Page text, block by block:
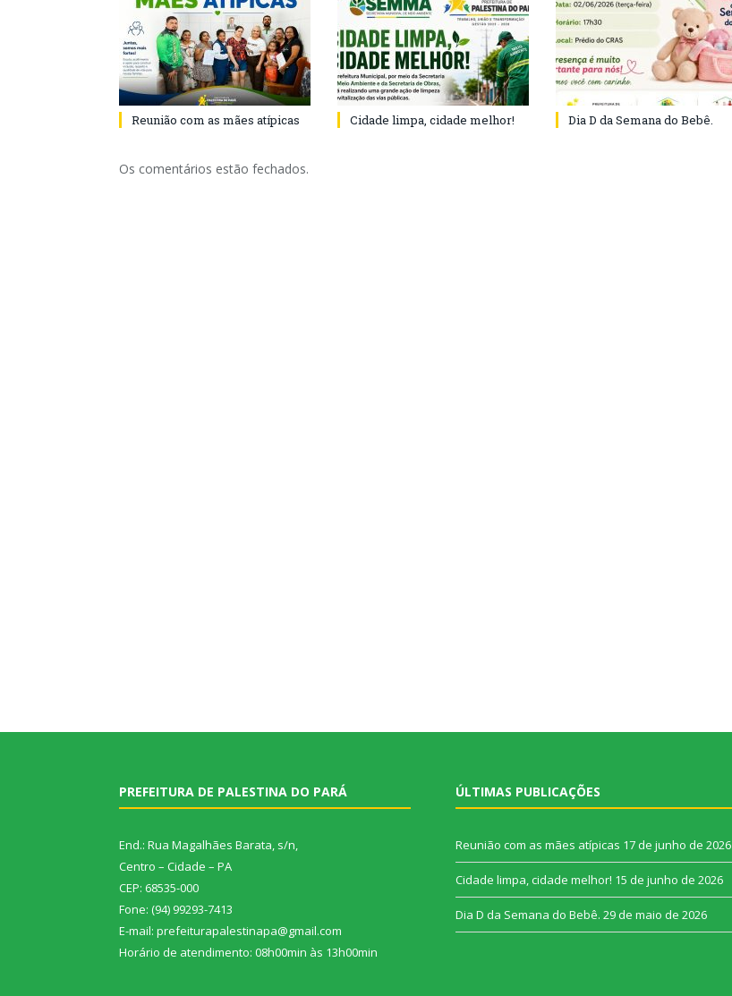
Reunião com as mães atípicas Cidade limpa, cidade melhor! Dia D da Semana do Bebê.
Os comentários estão fechados.
PREFEITURA DE PALESTINA DO PARÁ
End.: Rua Magalhães Barata, s/n,
Centro – Cidade – PA
CEP: 68535-000
Fone: (94) 99293-7413
E-mail: prefeiturapalestinapa@gmail.com
Horário de atendimento: 08h00min às 13h00min
ÚLTIMAS PUBLICAÇÕES
Reunião com as mães atípicas 17 de junho de 2026
Cidade limpa, cidade melhor! 15 de junho de 2026
Dia D da Semana do Bebê. 29 de maio de 2026